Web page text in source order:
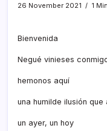
26 November 2021
1
Bienvenida
Negué vinieses
hemonos aquí­
una humilde ilusión
un ayer, un hoy